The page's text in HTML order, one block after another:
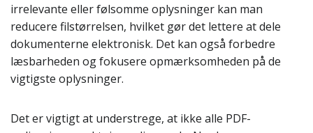
irrelevante eller følsomme oplysninger kan man
reducere filstørrelsen, hvilket gør det lettere at dele
dokumenterne elektronisk. Det kan også forbedre
læsbarheden og fokusere opmærksomheden på de
vigtigste oplysninger.
Det er vigtigt at understrege, at ikke alle PDF-